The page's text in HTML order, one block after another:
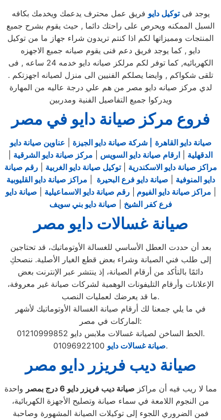
يوجد فىتوكيل دايو فريق عمل محترف يدعمك ويخدمك بكافه
السبل الممكنه ويحرص على راحتك دائما , حيث يقوم بشرح جميع
المنتجات ومميزاتها لكم اذا كنتم تريدون شراء جهاز ما من توكيل
دايو , كما يوجد فريق دعم فنى يقوم صيانه جميع الاجهزه
الكهربائيه, كما توفر لكم مرلكز صيانه دايو خدمه 24 ساعه , فى
تلقى شكواكم , وايضا يصلكم الفنيين الى منزل لصيانه اجهزتكم .
لدي مركز صيانه دايو مصر من هم علي درجة عاليه من المهارة
ويدركوا جميع التفاصيل الفنية ومدربين
فروع مركز صيانة دايو في مصر
صيانة دايو القاهرة | شركة صيانة دايو الجيزة
عناوين صيانة دايو
الدقهلية
ارقام صيانة دايو السويس مركز صيانة دايو الشرقية
مراكز صيانة دايو الاسكندرية |توكيل صيانة دايو الغربية |رقم صيانة
دايو المنوفية
صيانة دايو فرع البحيرة
مراكز صيانة دايو القليوبية
مراكز صيانة دايو الفيوم |رقم صيانة دايو الاسماعيلية
صيانة دايو
فرع كفر الشيخ
صيانة دايو بني سويف
صيانة غسالات دايو مصر
بعد أن حددت العطل الأساسي للغسالة الأوتوماتيك، قد تحتاجين
إلى طلب فني الصيانة وشراء بعض قطع الغيار الأصلية. ننصحكِ
دائمًا بالتأكد من أرقام الصيانة، إذ ينتشر عبر الإنترنت بعض
الإعلانات وأرقام التليفونات الوهمية لشركات صيانة غير معروفة،
ما قد يعرضك لعمليات النصب.
في ما يلي جمعنا لك أرقام صيانة الغسالة الأوتوماتيك لأشهر
الماركات في مصر:
الخط الساخن لصيانة غسالات ملابس دايو 01210999852.
صيانة غسالات دايو01096922100.
صيانة ديب فريزر دايو مصر
مما لا ريب فيه أن مراكز صيانة ديب فريزر دايو درج بمصر واحدة
من النجوم اللامعة في سماء صيانة وتصليح الأجهزة الكهربائية،
فمن الضروري اللجوء إلى توكيلات الصيانة المشهورة وصاحبة